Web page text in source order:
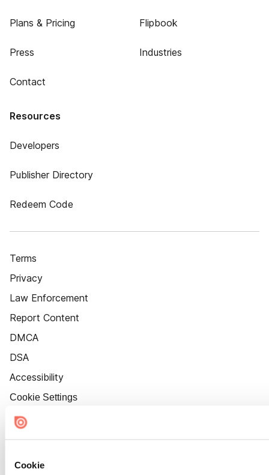
Cookie
Plans & Pricing
Press
Contact
Flipbook
Industries
Resources
Developers
Publisher Directory
Redeem Code
Terms
Privacy
Law Enforcement
Report Content
DMCA
DSA
Accessibility
Cookie Settings